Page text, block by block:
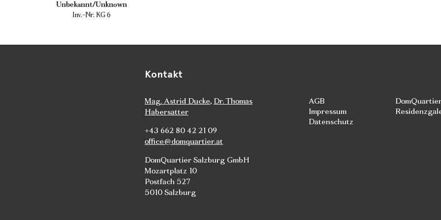
Unbekannt/Unknown
Inv.-Nr. KG 6
Kontakt
Mag. Astrid Ducke, Dr. Thomas
Habersatter
+43 662 80 42 21 09
office@domquartier.at
DomQuartier Salzburg GmbH
Mozartplatz 10
Postfach 527
5010 Salzburg
AGB
Impressum
Datenschutz